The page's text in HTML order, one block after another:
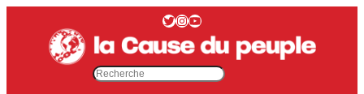
contenu
Twitter InstagramYouTube